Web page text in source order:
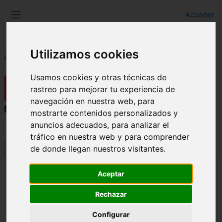
Utilizamos cookies
Usamos cookies y otras técnicas de
rastreo para mejorar tu experiencia de
navegación en nuestra web, para
mostrarte contenidos personalizados y
anuncios adecuados, para analizar el
tráfico en nuestra web y para comprender
de donde llegan nuestros visitantes.
Aceptar
Rechazar
Configurar
Panel lateral
Acceder
aulaFAAM Foro de soporte
Foro de soporte
Nueva apariencia del foro y problemas
← Dudas y preguntas
Mostrar modo
Nueva apariencia del foro y problemas
Gonzalo Castells Ortells-martes, 24 de enero de 2012,